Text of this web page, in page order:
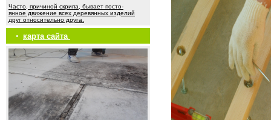
Часто, причиной скрипа, бывает посто-
янное движение всех деревянных изделий
друг относительно друга.
• карта сайта